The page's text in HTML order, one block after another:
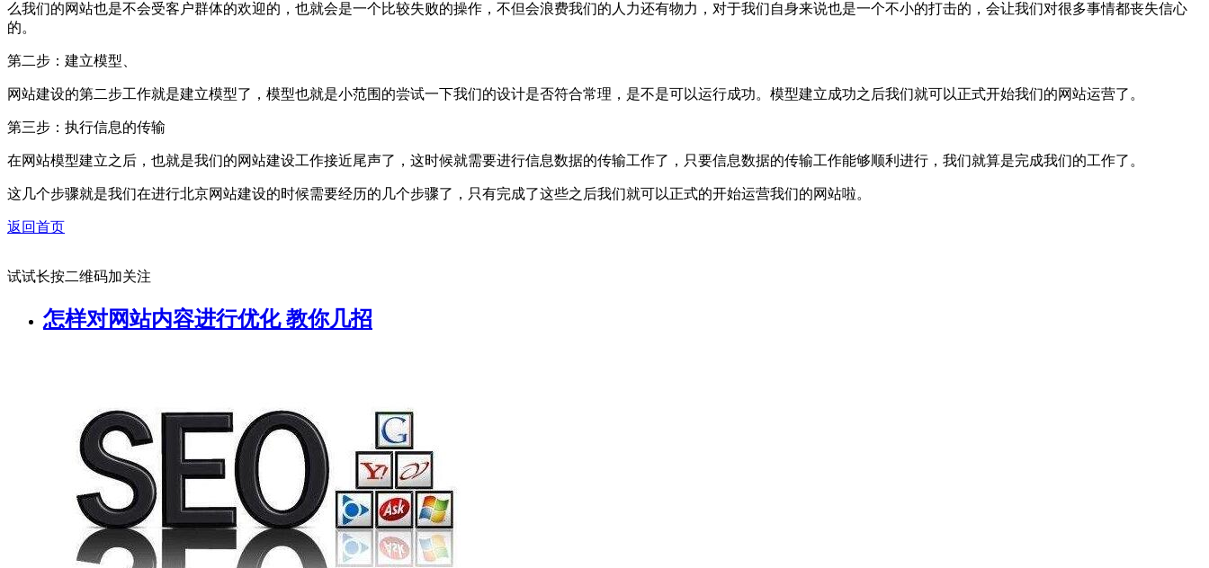
么我们的网站也是不会受客户群体的欢迎的，也就会是一个比较失败的操作，不但会浪费我们的人力还有物力，对于我们自身来说也是一个不小的打击的，会让我们对很多事情都丧失信心
的。
第二步：建立模型、
网站建设的第二步工作就是建立模型了，模型也就是小范围的尝试一下我们的设计是否符合常理，是不是可以运行成功。模型建立成功之后我们就可以正式开始我们的网站运营了。
第三步：执行信息的传输
在网站模型建立之后，也就是我们的网站建设工作接近尾声了，这时候就需要进行信息数据的传输工作了，只要信息数据的传输工作能够顺利进行，我们就算是完成我们的工作了。
这几个步骤就是我们在进行北京网站建设的时候需要经历的几个步骤了，只有完成了这些之后我们就可以正式的开始运营我们的网站啦。
返回首页
试试长按二维码加关注
怎样对网站内容进行优化 教你几招